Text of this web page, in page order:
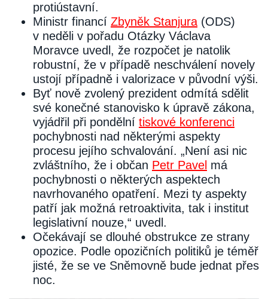
protiústavní.
Ministr financí Zbyněk Stanjura (ODS)
v neděli v pořadu Otázky Václava
Moravce uvedl, že rozpočet je natolik
robustní, že v případě neschválení novely
ustojí případně i valorizace v původní výši.
Byť nově zvolený prezident odmítá sdělit
své konečné stanovisko k úpravě zákona,
vyjádřil při pondělní tiskové konferenci
pochybnosti nad některými aspekty
procesu jejího schvalování. „Není asi nic
zvláštního, že i občan Petr Pavel má
pochybnosti o některých aspektech
navrhovaného opatření. Mezi ty aspekty
patří jak možná retroaktivita, tak i institut
legislativní nouze,“ uvedl.
Očekávají se dlouhé obstrukce ze strany
opozice. Podle opozičních politiků je téměř
jisté, že se ve Sněmovně bude jednat přes
noc.